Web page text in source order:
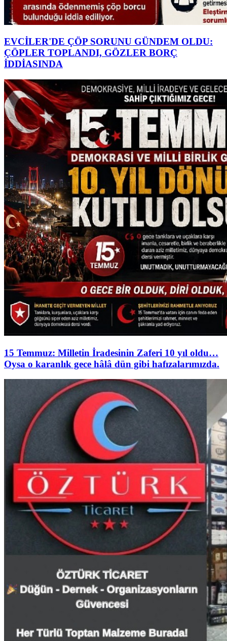
EVCİLER'DE ÇÖP SORUNU GÜNDEM OLDU:
ÇÖPLER TOPLANDI, GÖZLER BORÇ
İDDİASINDA
15 Temmuz: Milletin İradesinin Zaferi 10 yıl oldu…
Oysa o karanlık gece hâlâ dün gibi hafızalarımızda.